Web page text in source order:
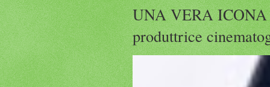
UNA VERA ICONA
produttrice